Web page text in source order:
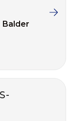
Balder